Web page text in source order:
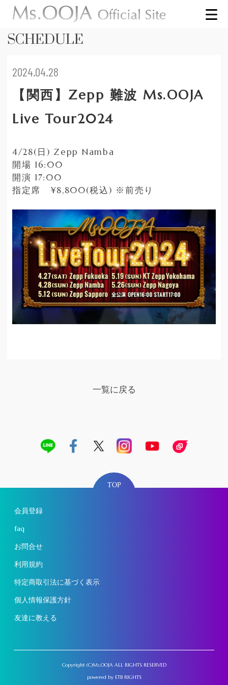
SCHEDULE
2024.04.28
【関西】Zepp 難波 Ms.OOJA
Live Tour2024
4/28(日) Zepp Namba
開場 16:00
開演 17:00
指定席 ¥8,800(税込) ※前売り
一覧に戻る
TOP
会員登録
faq
お問合せ
利用規約
特定商取引法に基づく表示
個人情報保護方針
友達に教える
Copyright (C)Ms.OOJA ALL RIGHTS RESERVED
powered by ETB RIGHTS